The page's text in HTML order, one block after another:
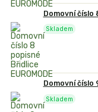
Domovní číslo
Skladem
Domovní číslo
Skladem